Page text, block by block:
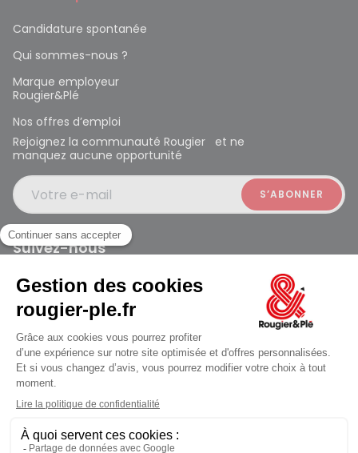
jusqu'au Samedi à 10:00
Candidature spontanée
Qui sommes-nous ?
Marque employeur
Rougier&Plé
Nos offres d’emploi
Rejoignez la communauté Rougier et ne
manquez aucune opportunité
Votre e-mail
Suivez-nous
Rougier et Plé 2024 Copyright
Mentions légales
Conditions générales des ventes